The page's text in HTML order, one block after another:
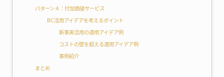
パターン４：付加価値サービス
BC活用アイデアを考えるポイント
新事実活用の適用アイデア例
コストの壁を超える適用アイデア例
事例紹介
まとめ